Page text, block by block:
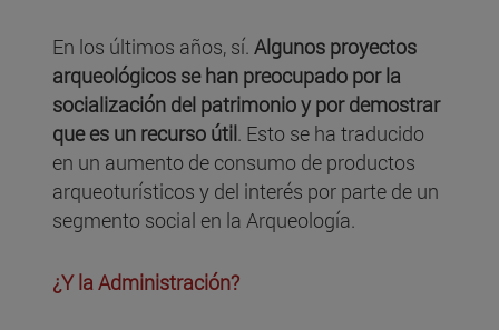
En los últimos años, sí. Algunos proyectos
arqueológicos se han preocupado por la
socialización del patrimonio y por demostrar
que es un recurso útil. Esto se ha traducido
en un aumento de consumo de productos
arqueoturísticos y del interés por parte de un
segmento social en la Arqueología.
¿Y la Administración?